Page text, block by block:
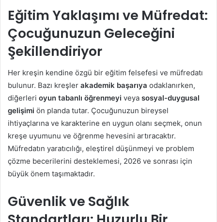
Eğitim Yaklaşımı ve Müfredat:
Çocuğunuzun Geleceğini
Şekillendiriyor
Her kreşin kendine özgü bir eğitim felsefesi ve müfredatı
bulunur. Bazı kreşler akademik başarıya odaklanırken,
diğerleri oyun tabanlı öğrenmeyi veya sosyal-duygusal
gelişimi ön planda tutar. Çocuğunuzun bireysel
ihtiyaçlarına ve karakterine en uygun olanı seçmek, onun
kreşe uyumunu ve öğrenme hevesini artıracaktır.
Müfredatın yaratıcılığı, eleştirel düşünmeyi ve problem
çözme becerilerini desteklemesi, 2026 ve sonrası için
büyük önem taşımaktadır.
Güvenlik ve Sağlık